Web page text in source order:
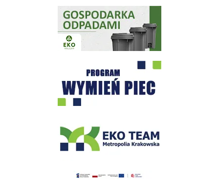
Gospodarka odpadami na terenie Miasta i Gminy Wieliczka
Program "Czyste Powietrze" - Wieliczka
Realizacja Programu Czyste Powietrze w Gminie Wieliczka